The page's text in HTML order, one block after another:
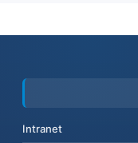
Intranet